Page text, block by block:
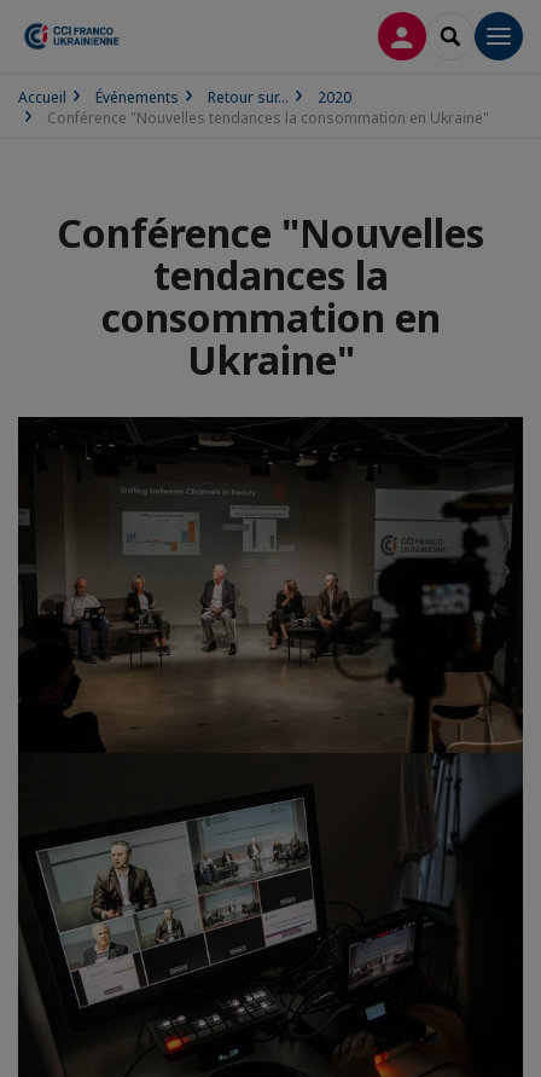
CONNEXION
Accueil Événements Retour sur...
2020
Conférence "Nouvelles tendances la consommation en Ukraine"
Conférence "Nouvelles
tendances la
consommation en
Ukraine"